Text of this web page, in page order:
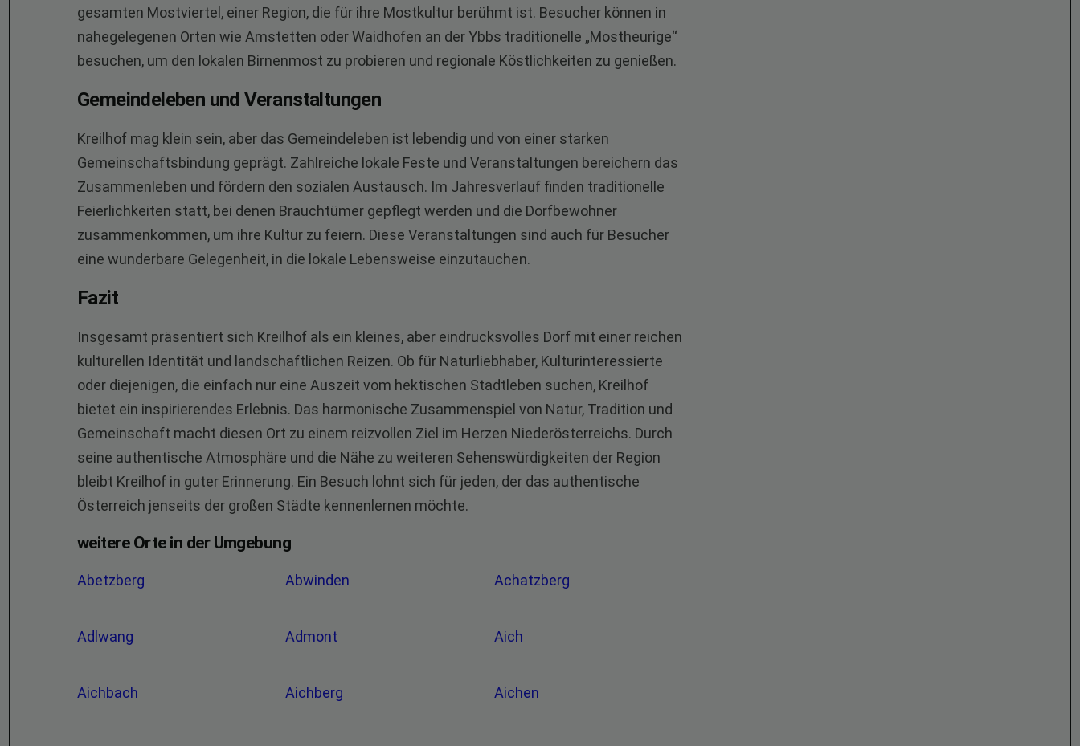
gesamten Mostviertel, einer Region, die für ihre Mostkultur berühmt ist. Besucher können in
nahegelegenen Orten wie Amstetten oder Waidhofen an der Ybbs traditionelle „Mostheurige“
besuchen, um den lokalen Birnenmost zu probieren und regionale Köstlichkeiten zu genießen.
Gemeindeleben und Veranstaltungen
Kreilhof mag klein sein, aber das Gemeindeleben ist lebendig und von einer starken
Gemeinschaftsbindung geprägt. Zahlreiche lokale Feste und Veranstaltungen bereichern das
Zusammenleben und fördern den sozialen Austausch. Im Jahresverlauf finden traditionelle
Feierlichkeiten statt, bei denen Brauchtümer gepflegt werden und die Dorfbewohner
zusammenkommen, um ihre Kultur zu feiern. Diese Veranstaltungen sind auch für Besucher
eine wunderbare Gelegenheit, in die lokale Lebensweise einzutauchen.
Fazit
Insgesamt präsentiert sich Kreilhof als ein kleines, aber eindrucksvolles Dorf mit einer reichen
kulturellen Identität und landschaftlichen Reizen. Ob für Naturliebhaber, Kulturinteressierte
oder diejenigen, die einfach nur eine Auszeit vom hektischen Stadtleben suchen, Kreilhof
bietet ein inspirierendes Erlebnis. Das harmonische Zusammenspiel von Natur, Tradition und
Gemeinschaft macht diesen Ort zu einem reizvollen Ziel im Herzen Niederösterreichs. Durch
seine authentische Atmosphäre und die Nähe zu weiteren Sehenswürdigkeiten der Region
bleibt Kreilhof in guter Erinnerung. Ein Besuch lohnt sich für jeden, der das authentische
Österreich jenseits der großen Städte kennenlernen möchte.
weitere Orte in der Umgebung
Abetzberg Abwinden Achatzberg
Adlwang Admont Aich
Aichbach Aichberg Aichen